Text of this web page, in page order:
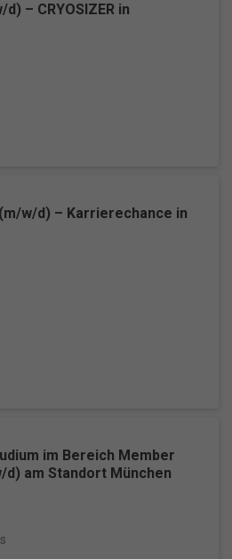
– CRYOSIZER in
w/d) – Karrierechance in
im Bereich Member
d) am Standort München